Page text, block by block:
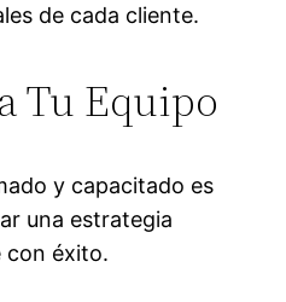
de cada cliente.
Tu Equipo
y capacitado es
una estrategia
con éxito.